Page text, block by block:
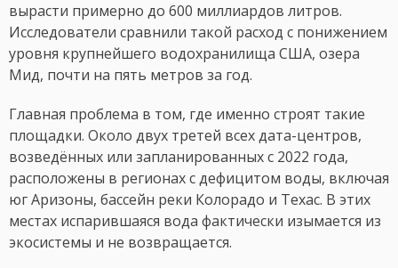
вырасти примерно до 600 миллиардов литров.
Исследователи сравнили такой расход с понижением
уровня крупнейшего водохранилища США, озера
Мид, почти на пять метров за год.
Главная проблема в том, где именно строят такие
площадки. Около двух третей всех дата-центров,
возведённых или запланированных с 2022 года,
расположены в регионах с дефицитом воды, включая
юг Аризоны, бассейн реки Колорадо и Техас. В этих
местах испарившаяся вода фактически изымается из
экосистемы и не возвращается.